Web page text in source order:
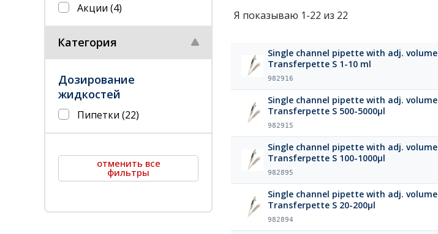
Акции (4)
Категория
Дозирование
жидкостей
Пипетки (22)
отменить все
фильтры
Я показываю 1-22 из 22
Single channel pipette with adj. volume
Transferpette S 1-10 ml
982916
Single channel pipette with adj. volume
Transferpette S 500-5000µl
982915
Single channel pipette with adj. volume
Transferpette S 100-1000µl
982895
Single channel pipette with adj. volume
Transferpette S 20-200µl
982894